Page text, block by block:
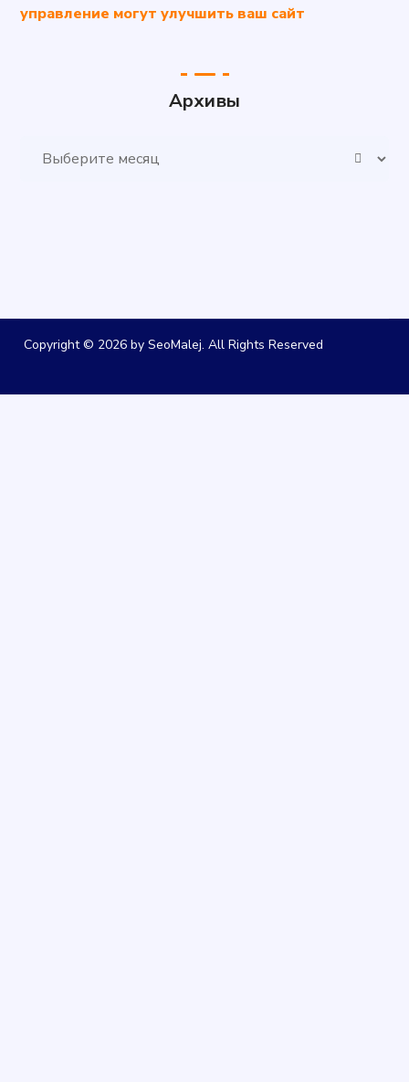
управление могут улучшить ваш сайт
Архивы
Архивы
Copyright © 2026 by SeoMalej. All Rights Reserved